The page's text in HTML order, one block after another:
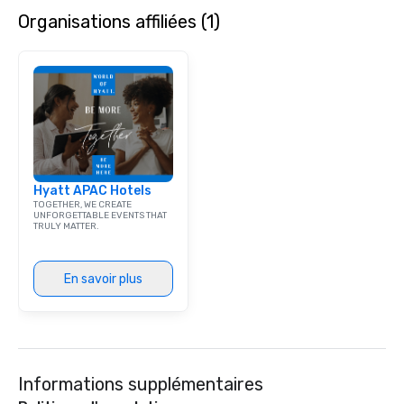
Organisations affiliées (1)
Hyatt APAC Hotels
TOGETHER, WE CREATE
UNFORGETTABLE EVENTS THAT
TRULY MATTER.
En savoir plus
Informations supplémentaires